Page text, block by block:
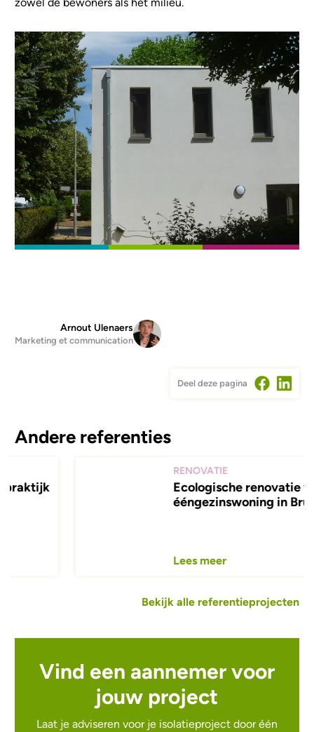
Arnout Ulenaers
Marketing et communication
Deel deze pagina
Andere referenties
Ecologische renovatie van
ééngezinswoning in Brussel
Bekijk alle referentieprojecten
Vind een aannemer voor
jouw project
Laat je adviseren voor je isolatieproject door één